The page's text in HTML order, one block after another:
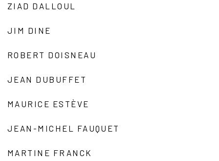
ZIAD DALLOUL
JIM DINE
ROBERT DOISNEAU
JEAN DUBUFFET
MAURICE ESTÈVE
JEAN-MICHEL FAUQUET
MARTINE FRANCK